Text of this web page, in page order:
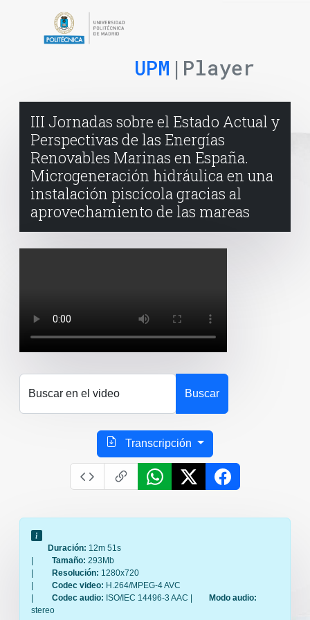
UPM |Player
III Jornadas sobre el Estado Actual y
Perspectivas de las Energías
Renovables Marinas en España.
Microgeneración hidráulica en una
instalación piscícola gracias al
aprovechamiento de las mareas
Buscar en el video Buscar
Transcripción
Duración: 12m 51s
|
Tamaño: 293Mb
|
Resolución: 1280x720
|
Codec video: H.264/MPEG-4 AVC
|
Codec audio: ISO/IEC 14496-3 AAC |
Modo audio:
stereo